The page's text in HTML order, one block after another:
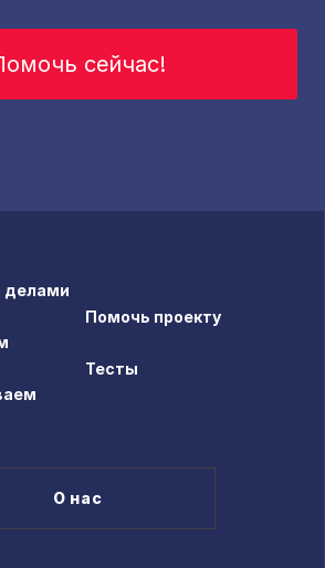
сейчас!
делами
Помочь проекту
Тесты
О нас